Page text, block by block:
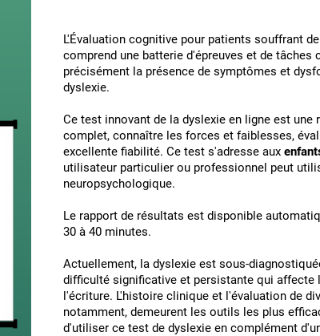
L'Évaluation cognitive pour patients souffrant
comprend une batterie d'épreuves et de
précisément la présence de symptômes et
dyslexie.
Ce test innovant de la dyslexie en ligne est
complet, connaître les forces et faiblesses,
excellente fiabilité. Ce test s'adresse aux
utilisateur particulier ou professionnel peut
neuropsychologique.
Le rapport de résultats est disponible
30 à 40 minutes.
Actuellement, la dyslexie est sous-
difficulté significative et persistante qui
l'écriture. L'histoire clinique et l'évaluation de
notamment, demeurent les outils les plus
d'utiliser ce test de dyslexie en complément